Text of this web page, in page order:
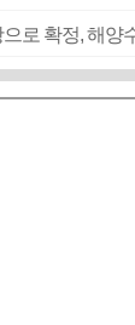
로 확정, 해양